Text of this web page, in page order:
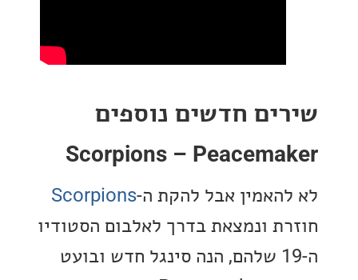
חדשים נוספים
Scorpions –
אבל להקת ה-Scorpions
ונמצאת בדרך לאלבום הסטודיו
ה-19 שלהם, הנה סינגל חדש ובועט